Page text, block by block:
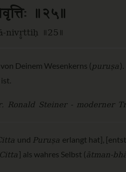
॥२५॥
nivr̥ttiḥ ॥25॥
von Deinem Wesenkerns (puruṣa
Ronald Steiner - moderner
und Puruṣa erlangt hat],
Citta ] als wahres Selbst (ātman-